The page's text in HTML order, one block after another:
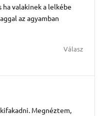
valakinek a lelkébe
az agyamban
Válasz
Megnéztem,